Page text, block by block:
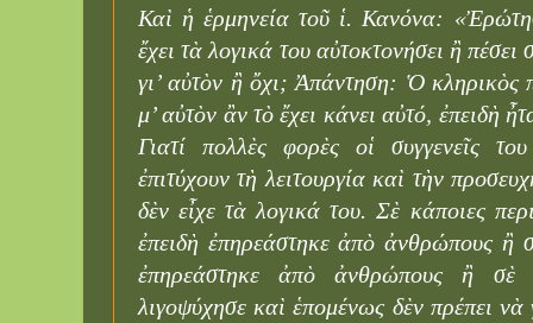
Καὶ ἡ ἑρμηνεία τοῦ ἱ. Κανόνα:
ἔχει τὰ λογικά του αὐτοκτονήσει ἢ πέσει
γι’ αὐτὸν ἢ ὄχι; Ἀπάντηση: Ὁ κληρικὸς
μ’ αὐτὸν ἂν τὸ ἔχει κάνει αὐτό, ἐπειδὴ
Γιατί πολλὲς φορὲς οἱ συγγενεῖς
ἐπιτύχουν τὴ λειτουργία καὶ τὴν
δὲν εἶχε τὰ λογικά του. Σὲ κάποιες
ἐπειδὴ ἐπηρεάστηκε ἀπὸ ἀνθρώπους ἢ
ἐπηρεάστηκε ἀπὸ ἀνθρώπους ἢ σὲ
λιγοψύχησε καὶ ἑπομένως δὲν πρέπει νὰ